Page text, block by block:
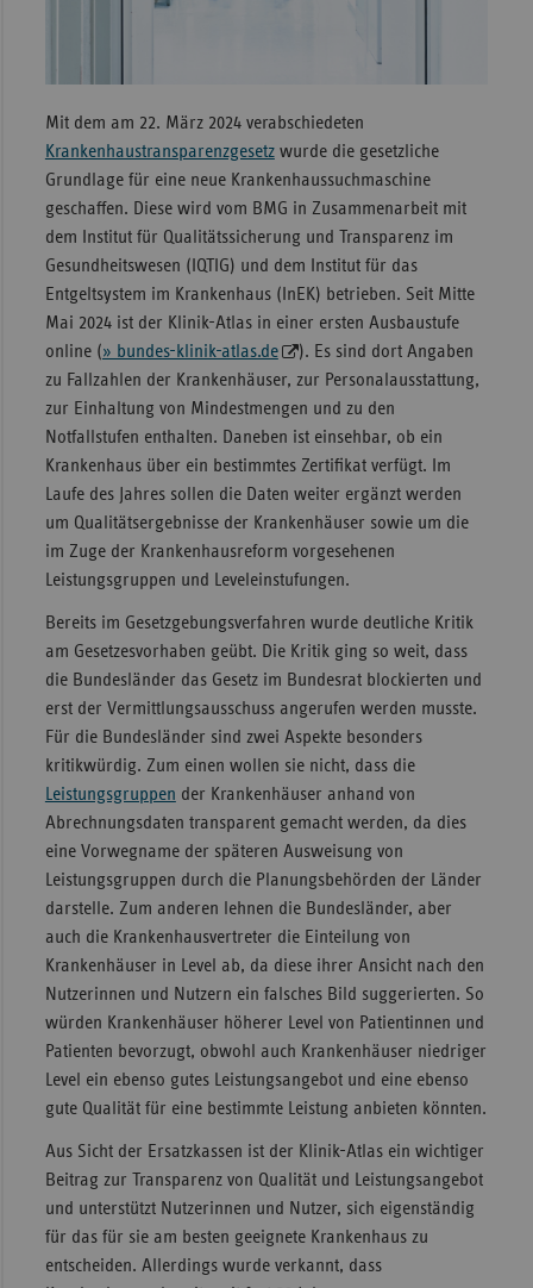
Mit dem am 22. März 2024 verabschiedeten
Krankenhaustransparenzgesetzwurde die gesetzliche
Grundlage für eine neue Krankenhaussuchmaschine
geschaffen. Diese wird vom BMG in Zusammenarbeit mit
dem Institut für Qualitätssicherung und Transparenz im
Gesundheitswesen (IQTIG) und dem Institut für das
Entgeltsystem im Krankenhaus (InEK) betrieben. Seit Mitte
Mai 2024 ist der Klinik-Atlas in einer ersten Ausbaustufe
online (» bundes-klinik-atlas.de
). Es sind dort Angaben
zu Fallzahlen der Krankenhäuser, zur Personalausstattung,
zur Einhaltung von Mindestmengen und zu den
Notfallstufen enthalten. Daneben ist einsehbar, ob ein
Krankenhaus über ein bestimmtes Zertifikat verfügt. Im
Laufe des Jahres sollen die Daten weiter ergänzt werden
um Qualitätsergebnisse der Krankenhäuser sowie um die
im Zuge der Krankenhausreform vorgesehenen
Leistungsgruppen und Leveleinstufungen.
Bereits im Gesetzgebungsverfahren wurde deutliche Kritik
am Gesetzesvorhaben geübt. Die Kritik ging so weit, dass
die Bundesländer das Gesetz im Bundesrat blockierten und
erst der Vermittlungsausschuss angerufen werden musste.
Für die Bundesländer sind zwei Aspekte besonders
kritikwürdig. Zum einen wollen sie nicht, dass die
Leistungsgruppen der Krankenhäuser anhand von
Abrechnungsdaten transparent gemacht werden, da dies
eine Vorwegname der späteren Ausweisung von
Leistungsgruppen durch die Planungsbehörden der Länder
darstelle. Zum anderen lehnen die Bundesländer, aber
auch die Krankenhausvertreter die Einteilung von
Krankenhäuser in Level ab, da diese ihrer Ansicht nach den
Nutzerinnen und Nutzern ein falsches Bild suggerierten. So
würden Krankenhäuser höherer Level von Patientinnen und
Patienten bevorzugt, obwohl auch Krankenhäuser niedriger
Level ein ebenso gutes Leistungsangebot und eine ebenso
gute Qualität für eine bestimmte Leistung anbieten könnten.
Aus Sicht der Ersatzkassen ist der Klinik-Atlas ein wichtiger
Beitrag zur Transparenz von Qualität und Leistungsangebot
und unterstützt Nutzerinnen und Nutzer, sich eigenständig
für das für sie am besten geeignete Krankenhaus zu
entscheiden. Allerdings wurde verkannt, dass